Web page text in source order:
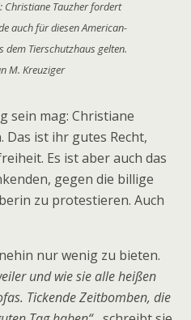
Christiane Tauzher fordert
auch für diesen American-
dem Tierschutzhaus gelten.
M. Kreuziger
sein mag: Christiane
ist ihr gutes Recht,
Es ist aber auch das
gegen die billige
zu protestieren. Auch
nur wenig zu bieten.
und wie sie alle heißen
Tickende Zeitbomben, die